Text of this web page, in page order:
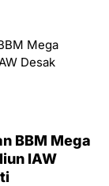
BBM Mega
IAW